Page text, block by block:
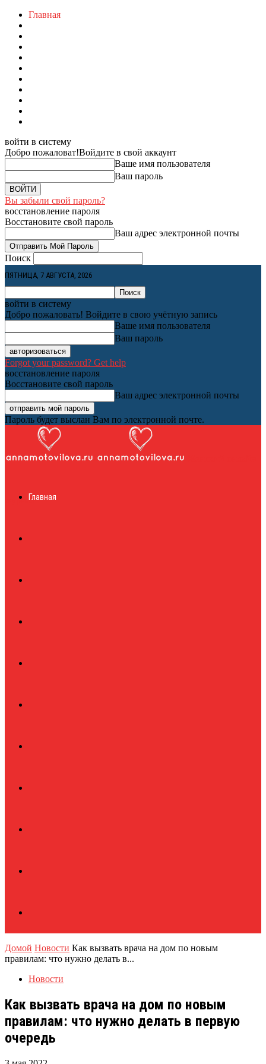
Главная
войти в систему
Добро пожаловат!Войдите в свой аккаунт
Ваше имя пользователя
Ваш пароль
Вы забыли свой пароль?
восстановление пароля
Восстановите свой пароль
Ваш адрес электронной почты
Поиск
ПЯТНИЦА, 7 АВГУСТА, 2026
войти в систему
Добро пожаловать! Войдите в свою учётную запись
Ваше имя пользователя
Ваш пароль
Forgot your password? Get help
восстановление пароля
Восстановите свой пароль
Ваш адрес электронной почты
Пароль будет выслан Вам по электронной почте.
журналГлавная
Домой Новости Как вызвать врача на дом по новым
правилам: что нужно делать в...
Новости
Как вызвать врача на дом по новым
правилам: что нужно делать в первую
очередь